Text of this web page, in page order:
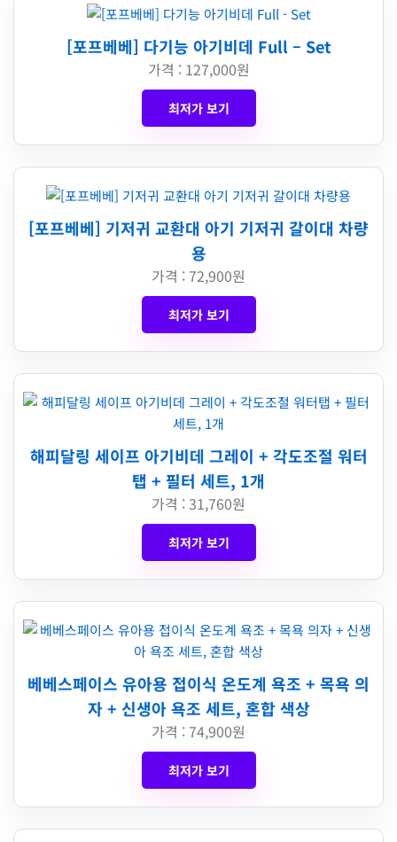
[포프베베] 다기능 아기비데 Full – Set
가격 : 127,000원
최저가 보기
[포프베베] 기저귀 교환대 아기 기저귀 갈이대 차량
용
가격 : 72,900원
최저가 보기
해피달링 세이프 아기비데 그레이 + 각도조절 워터
탭 + 필터 세트, 1개
가격 : 31,760원
최저가 보기
베베스페이스 유아용 접이식 온도계 욕조 + 목욕 의
자 + 신생아 욕조 세트, 혼합 색상
가격 : 74,900원
최저가 보기